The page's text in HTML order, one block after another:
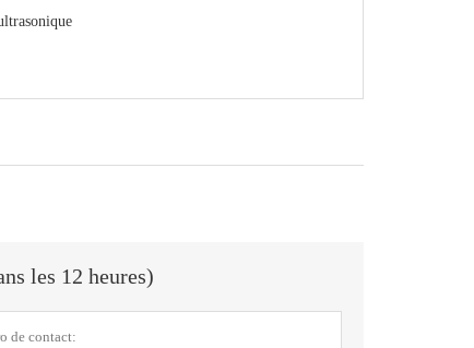
les 12 heures)